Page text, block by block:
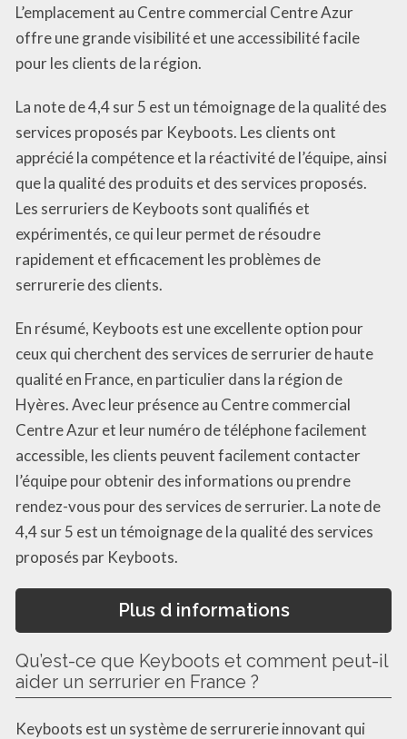
L’emplacement au Centre commercial Centre Azur
offre une grande visibilité et une accessibilité facile
pour les clients de la région.
La note de 4,4 sur 5 est un témoignage de la qualité des
services proposés par Keyboots. Les clients ont
apprécié la compétence et la réactivité de l’équipe, ainsi
que la qualité des produits et des services proposés.
Les serruriers de Keyboots sont qualifiés et
expérimentés, ce qui leur permet de résoudre
rapidement et efficacement les problèmes de
serrurerie des clients.
En résumé, Keyboots est une excellente option pour
ceux qui cherchent des services de serrurier de haute
qualité en France, en particulier dans la région de
Hyères. Avec leur présence au Centre commercial
Centre Azur et leur numéro de téléphone facilement
accessible, les clients peuvent facilement contacter
l’équipe pour obtenir des informations ou prendre
rendez-vous pour des services de serrurier. La note de
4,4 sur 5 est un témoignage de la qualité des services
proposés par Keyboots.
Plus d informations
Qu’est-ce que Keyboots et comment peut-il
aider un serrurier en France ?
Keyboots est un système de serrurerie innovant qui